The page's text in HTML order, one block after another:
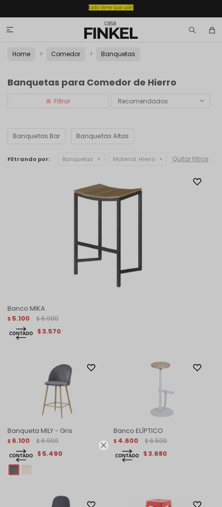


Home Comedor Banquetas
Banquetas para Comedor de Hierro
Recomendados
Banquetas Bar Banquetas Altas
Filtrando por: Banquetas Material: Hierro Quitar filtros
Banco MIKA
$ 5.100 $ 6.900
$3.570
Banqueta MILY - Gris
$ 6.100 $ 6.900
$ 5.490
Banco ELÍPTICO
$ 4.600 $ 6.500
$3.680